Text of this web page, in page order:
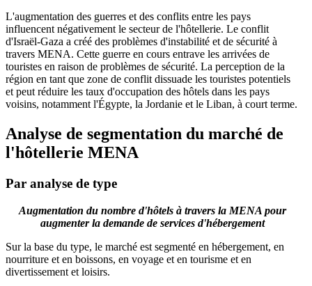
L'augmentation des guerres et des conflits entre les pays
influencent négativement le secteur de l'hôtellerie. Le conflit
d'Israël-Gaza a créé des problèmes d'instabilité et de sécurité à
travers MENA. Cette guerre en cours entrave les arrivées de
touristes en raison de problèmes de sécurité. La perception de la
région en tant que zone de conflit dissuade les touristes potentiels
et peut réduire les taux d'occupation des hôtels dans les pays
voisins, notamment l'Égypte, la Jordanie et le Liban, à court terme.
Analyse de segmentation du marché de
l'hôtellerie MENA
Par analyse de type
Augmentation du nombre d'hôtels à travers la MENA pour
augmenter la demande de services d'hébergement
Sur la base du type, le marché est segmenté en hébergement, en
nourriture et en boissons, en voyage et en tourisme et en
divertissement et loisirs.